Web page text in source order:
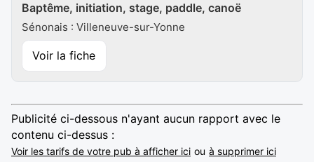
Baptême, initiation, stage, paddle, canoë
Sénonais : Villeneuve-sur-Yonne
Voir la fiche
Publicité ci-dessous n'ayant aucun rapport avec le
contenu ci-dessus :
Voir les tarifs de votre pub à afficher ici ou à supprimer ici